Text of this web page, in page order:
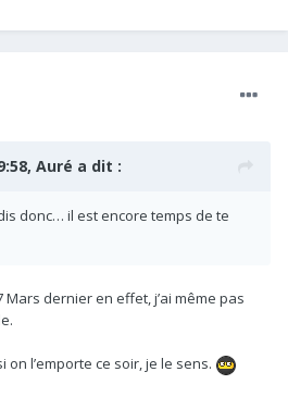
Auré a dit :
donc… il est encore temps de te
dernier en effet, j’ai même pas
l’emporte ce soir, je le sens.